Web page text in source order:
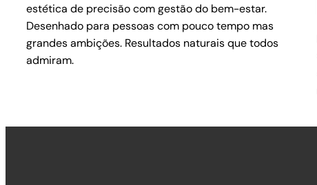
estética de precisão com gestão do bem-estar.
Desenhado para pessoas com pouco tempo mas
grandes ambições. Resultados naturais que todos
admiram.